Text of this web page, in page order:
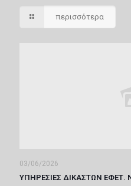
περισσότερα
03/06/2026
ΥΠΗΡΕΣΙΕΣ ΔΙΚΑΣΤΩΝ ΕΦΕΤ.